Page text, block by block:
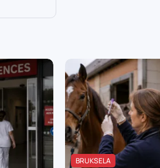
BRUKSELA